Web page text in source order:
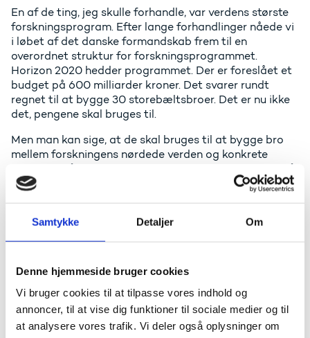
Samtykke Detaljer Om
Denne hjemmeside bruger cookies
Vi bruger cookies til at tilpasse vores indhold og
annoncer, til at vise dig funktioner til sociale medier og til
at analysere vores trafik. Vi deler også oplysninger om
En af de ting, jeg skulle forhandle, var verdens største
forskningsprogram. Efter lange forhandlinger nåede vi
i løbet af det danske formandskab frem til en
overordnet struktur for forskningsprogrammet.
Horizon 2020 hedder programmet. Der er foreslået et
budget på 600 milliarder kroner. Det svarer rundt
regnet til at bygge 30 storebæltsbroer. Det er nu ikke
det, pengene skal bruges til.
Men man kan sige, at de skal bruges til at bygge bro
mellem forskningens nørdede verden og konkrete
at tackle de store udfordringer, vi står overfor, som for
Hvordan løser vi energimangel og udvikler nye
energikilder?
miljøproblemer?
Hvordan sikrer vi tilstrækkeligt med fødevarer og
rent vand i verden, når vi bliver stadig flere og flere
på kloden?